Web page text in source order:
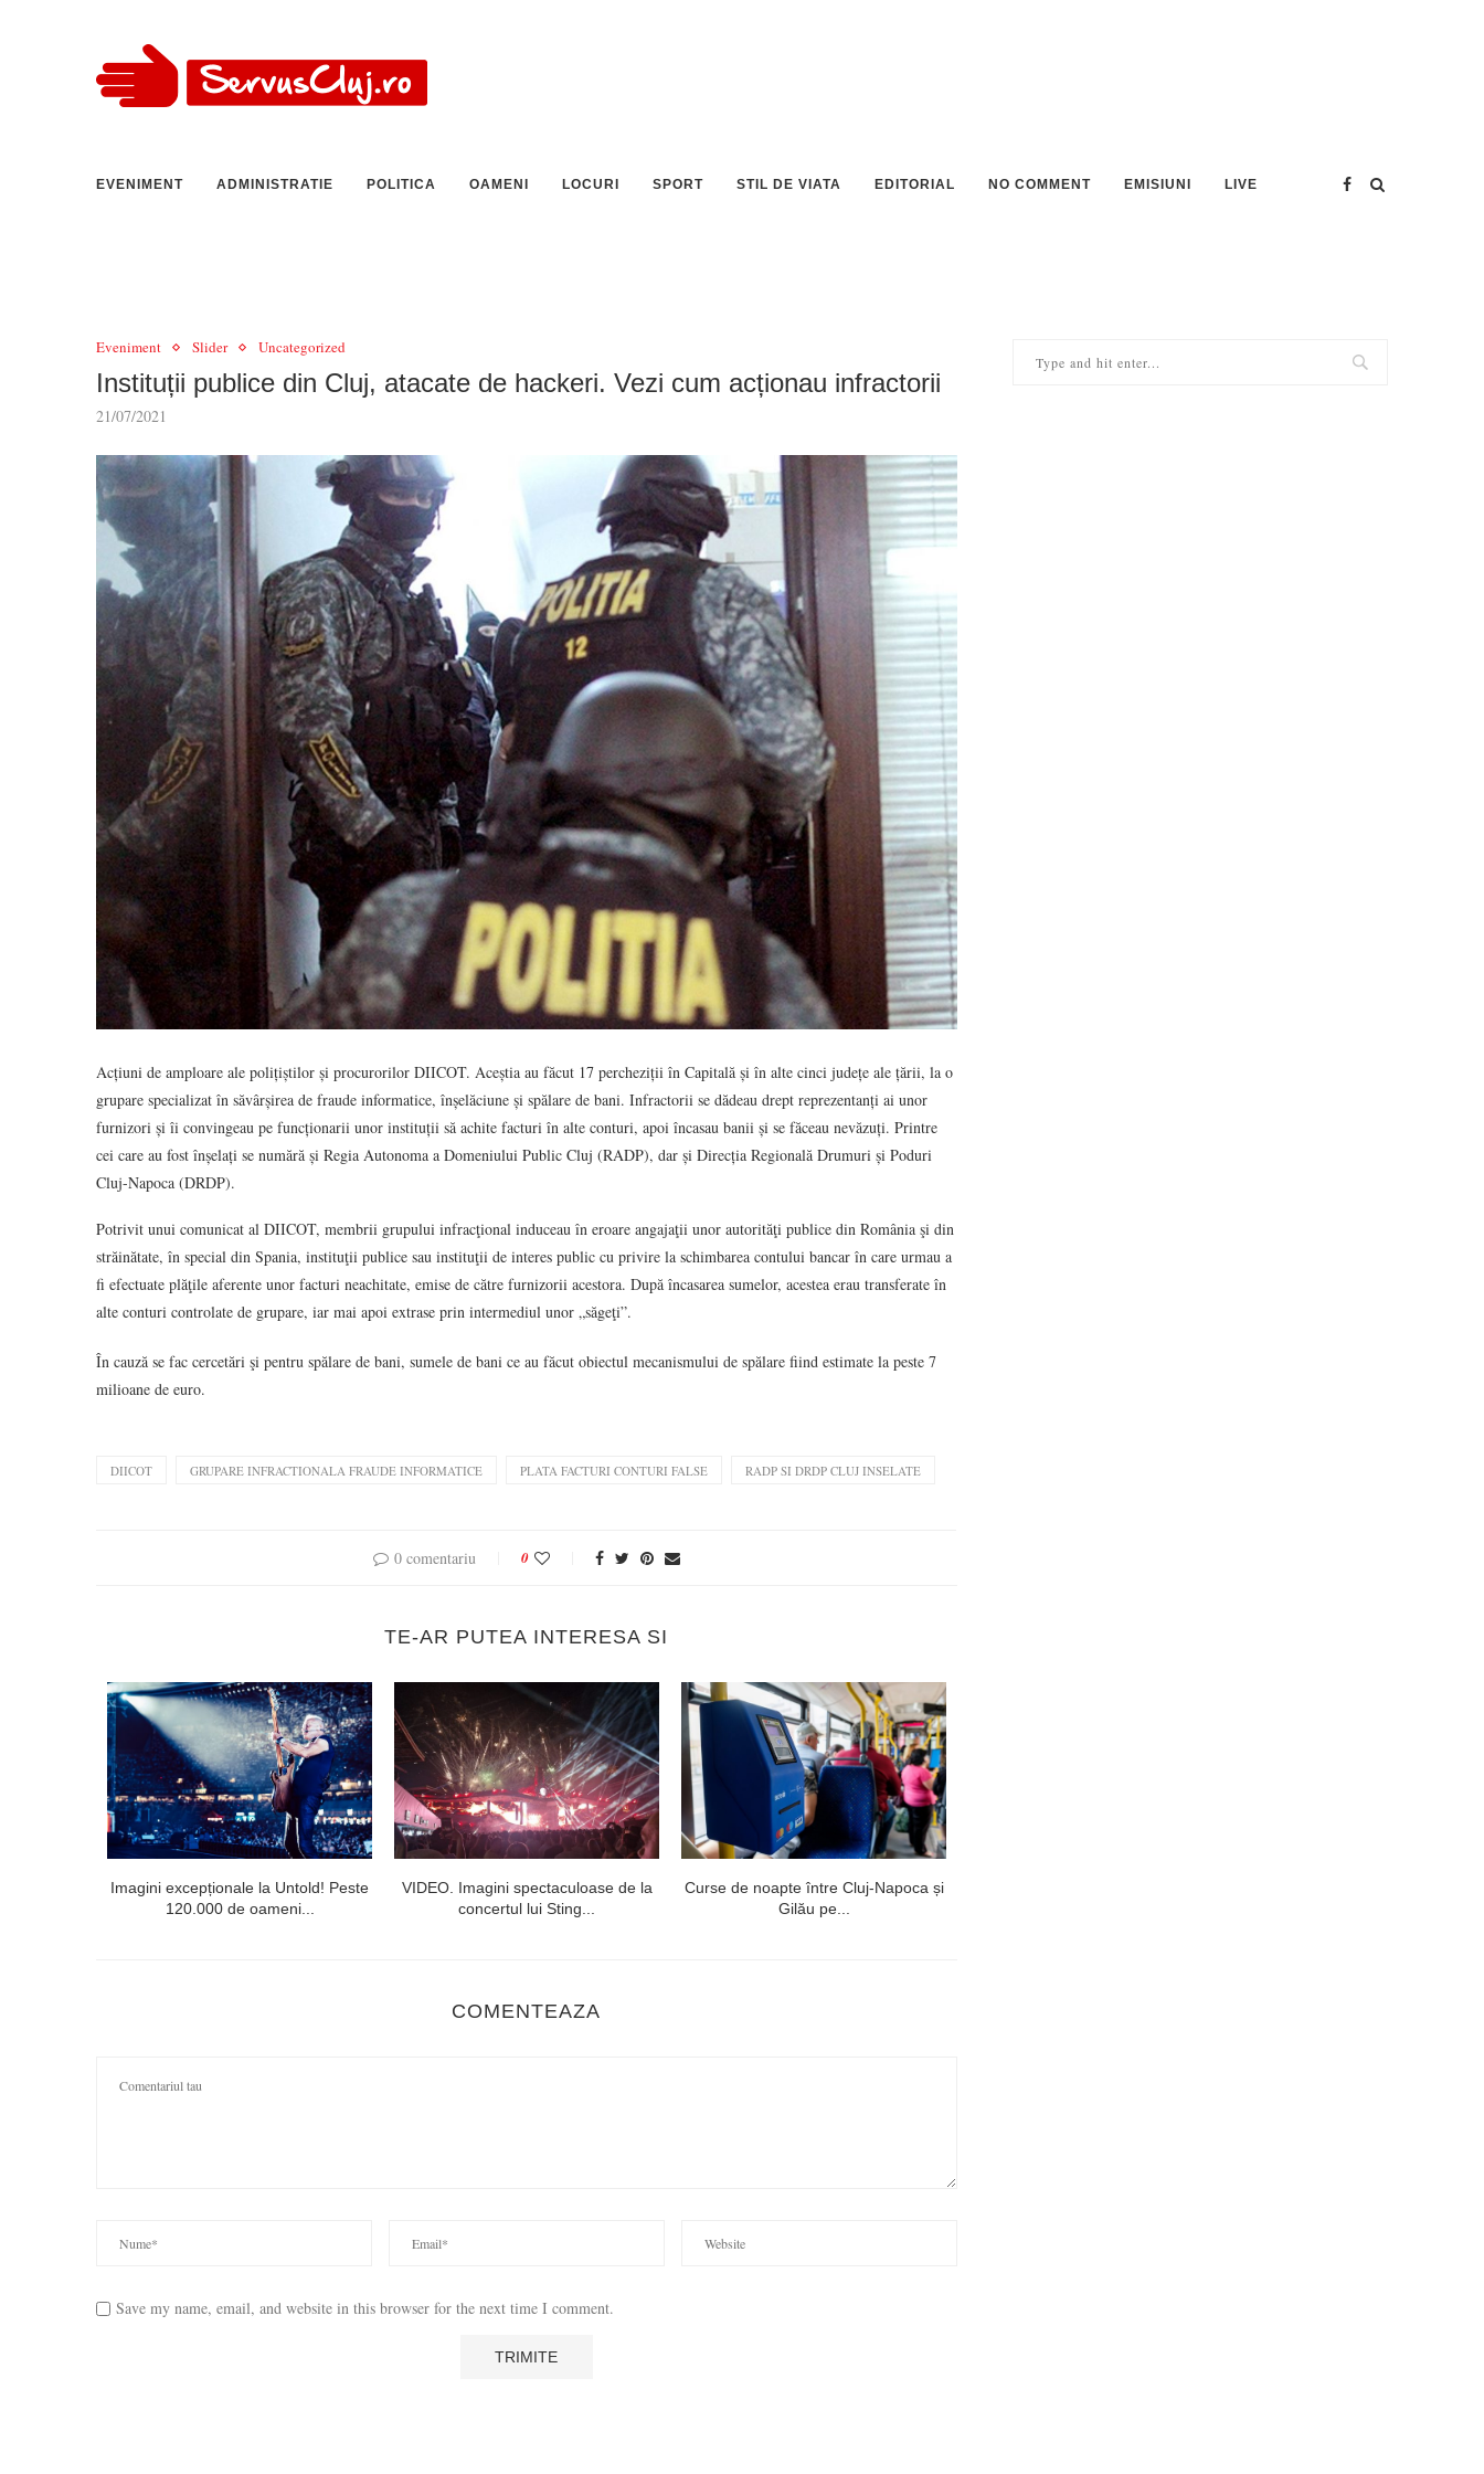
EVENIMENT ADMINISTRATIE POLITICA OAMENI LOCURI SPORT STIL DE VIATA EDITORIAL NO COMMENT EMISIUNI LIVE
Eveniment Slider Uncategorized
Instituții publice din Cluj, atacate de hackeri. Vezi cum acționau infractorii
21/07/2021
Acțiuni de amploare ale polițiștilor și procurorilor DIICOT. Aceștia au făcut 17 percheziții în Capitală și în alte cinci județe ale țării, la o
grupare specializat în săvârșirea de fraude informatice, înșelăciune și spălare de bani. Infractorii se dădeau drept reprezentanți ai unor
furnizori și îi convingeau pe funcționarii unor instituții să achite facturi în alte conturi, apoi încasau banii și se făceau nevăzuți. Printre
cei care au fost înșelați se numără și Regia Autonoma a Domeniului Public Cluj (RADP), dar și Direcția Regională Drumuri și Poduri
Cluj-Napoca (DRDP).
Potrivit unui comunicat al DIICOT, membrii grupului infracţional induceau în eroare angajaţii unor autorităţi publice din România şi din
străinătate, în special din Spania, instituţii publice sau instituţii de interes public cu privire la schimbarea contului bancar în care urmau a
fi efectuate plăţile aferente unor facturi neachitate, emise de către furnizorii acestora. După încasarea sumelor, acestea erau transferate în
alte conturi controlate de grupare, iar mai apoi extrase prin intermediul unor „săgeţi”.
În cauză se fac cercetări şi pentru spălare de bani, sumele de bani ce au făcut obiectul mecanismului de spălare fiind estimate la peste 7
milioane de euro.
DIICOT GRUPARE INFRACTIONALA FRAUDE INFORMATICE PLATA FACTURI CONTURI FALSE RADP SI DRDP CLUJ INSELATE
0 comentariu 0
TE-AR PUTEA INTERESA SI
Imagini excepționale la Untold! Peste
120.000 de oameni...
VIDEO. Imagini spectaculoase de la
concertul lui Sting...
Curse de noapte între Cluj-Napoca și
Gilău pe...
COMENTEAZA
Save my name, email, and website in this browser for the next time I comment.